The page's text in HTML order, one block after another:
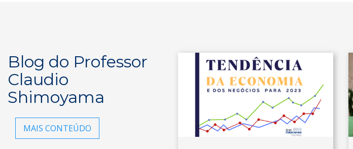
Blog do Professor
Claudio
Shimoyama
MAIS CONTEÚDO